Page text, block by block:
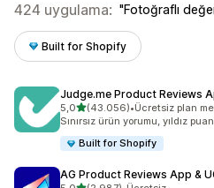
424 uygulama: Fotoğraflı
Built for Shopify
Judge.me Product Reviews
5,05 yıldız üzerinden
(43.056)
toplam 43056 değerlendirme
•Ücretsiz plan
Sınırsız ürün yorumu, yıldız
Built for Shopify
AG Product Reviews App &